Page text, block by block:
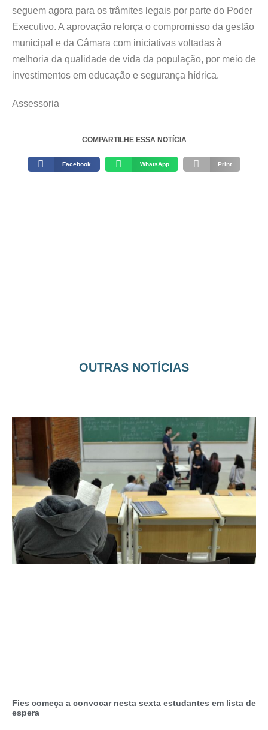
seguem agora para os trâmites legais por parte do Poder
Executivo. A aprovação reforça o compromisso da gestão
municipal e da Câmara com iniciativas voltadas à
melhoria da qualidade de vida da população, por meio de
investimentos em educação e segurança hídrica.
Assessoria
COMPARTILHE ESSA NOTÍCIA
Facebook WhatsApp Print
OUTRAS NOTÍCIAS
Fies começa a convocar nesta sexta estudantes em lista de
espera